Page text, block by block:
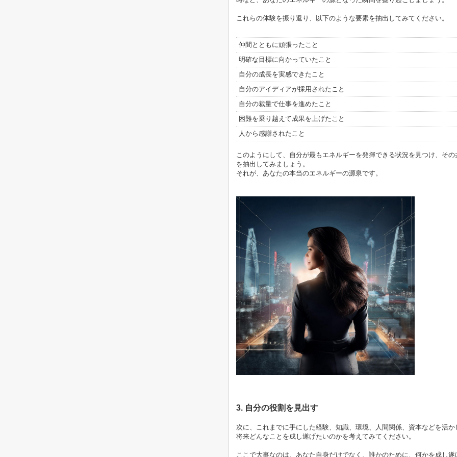
これらの体験を振り返り、以下のような要素を抽出してみてください。
仲間とともに頑張ったこと
明確な目標に向かっていたこと
自分の成長を実感できたこと
自分のアイディアが採用されたこと
自分の裁量で仕事を進めたこと
困難を乗り越えて成果を上げたこと
人から感謝されたこと
このようにして、自分が最もエネルギーを発揮できる状況を見つけ、その
を抽出してみましょう。
それが、あなたの本当のエネルギーの源泉です。
3. 自分の役割を見出す
次に、これまでに手にした経験、知識、環境、人間関係、資本などを活か
将来どんなことを成し遂げたいのかを考えてみてください。
ここで大事なのは、あなた自身だけでなく、誰かのために、何かを成し遂